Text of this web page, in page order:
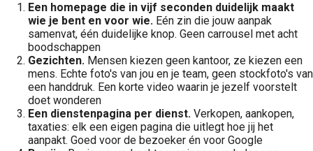
Een homepage die in vijf seconden duidelijk maakt
wie je bent en voor wie. Eén zin die jouw aanpak
samenvat, één duidelijke knop. Geen carrousel met acht
boodschappen
Gezichten. Mensen kiezen geen kantoor, ze kiezen een
mens. Echte foto's van jou en je team, geen stockfoto's van
een handdruk. Een korte video waarin je jezelf voorstelt
doet wonderen
Een dienstenpagina per dienst. Verkopen, aankopen,
taxaties: elk een eigen pagina die uitlegt hoe jij het
aanpakt. Goed voor de bezoeker én voor Google